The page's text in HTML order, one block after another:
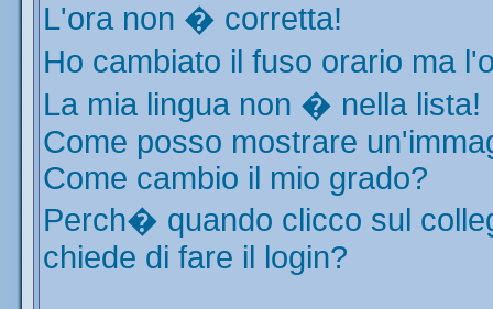
L'ora non � corretta!
Ho cambiato il fuso orario ma
La mia lingua non � nella lista!
Come posso mostrare
Come cambio il mio grado?
Perch� quando clicco sul
chiede di fare il login?